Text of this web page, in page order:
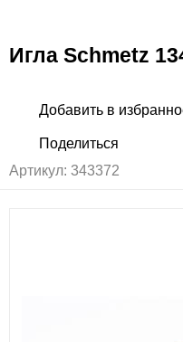
Игла Schmetz
Артикул: 343372